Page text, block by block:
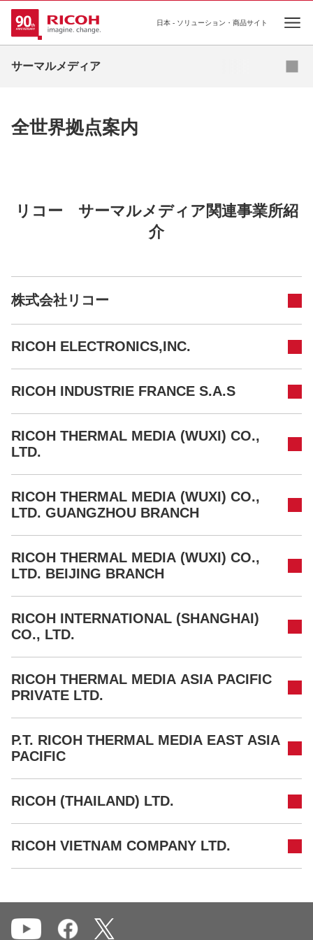
日本 - ソリューション・商品サイト
サーマルメディア
全世界拠点案内
全世界拠点案内
リコー サーマルメディア関連事業所紹
介
株式会社リコー
RICOH ELECTRONICS,INC.
RICOH INDUSTRIE FRANCE S.A.S
RICOH THERMAL MEDIA (WUXI) CO.,
LTD.
RICOH THERMAL MEDIA (WUXI) CO.,
LTD. GUANGZHOU BRANCH
RICOH THERMAL MEDIA (WUXI) CO.,
LTD. BEIJING BRANCH
RICOH INTERNATIONAL (SHANGHAI)
CO., LTD.
RICOH THERMAL MEDIA ASIA PACIFIC
PRIVATE LTD.
P.T. RICOH THERMAL MEDIA EAST ASIA
PACIFIC
RICOH (THAILAND) LTD.
RICOH VIETNAM COMPANY LTD.